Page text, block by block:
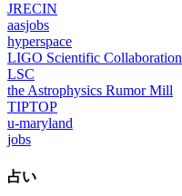
JRECIN
aasjobs
hyperspace
LIGO Scientific Collaboration
LSC
the Astrophysics Rumor Mill
TIPTOP
u-maryland
jobs
占い